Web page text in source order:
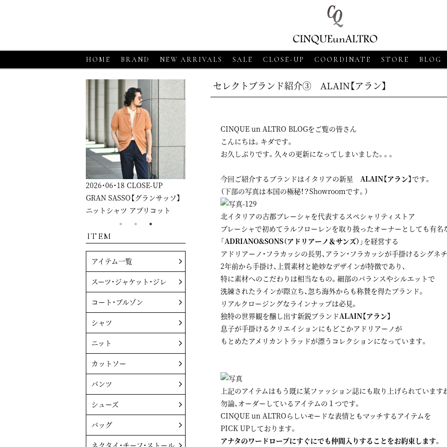
HOME BRAND NEW ARRIVALS SALE CLOSE-UP COORDINATE STORE BLOG
セレクトブランド紹介③ ALAIN【アラン】
CINQUE un ALTRO BLOGをご覧の皆さん
こんにちは。キダです。
お久しぶりです。久々の更新になってしまいました。。。
今回ご紹介するブランドはイタリアの新星 ALAIN【アラン】です。
（下部の写真は本国の極秘！？Showroomです。）
北イタリアの古都ブレーシャを代表するスペシャリティストア
ブレーシャで初めてラルフローレンを取り扱ったオーナーとしても有名
「ADRIANO&SONS（アドリアーノ＆サンズ）」 を経営する
アドリアーノ・フラカッシの長男、アラン・フラカッシが手掛けるシグネ
2年前から手掛け、上質素材と絶妙なデザインが特徴であり、
特に素材へのこだわりは相当なもの。細部のバランスやシルエットで
洗練されたラインが際立ち、忽ち海外からも称賛を得たブランド。
リアルクロージングなラインナップは必見。
独特の世界観を醸し出す新鋭ブランドALAIN【アラン】
息子が手掛けるクリエイションにもどこかアドリアーノが
もとめたアメリカントラッドが漂うコレクションになっています。
上記のアイテムはもう既に某ファッション誌にも取り上げられています
勿論、オーダーしているアイテムの１つです。
CINQUE un ALTROらしいモードな表情ともマッチするアイテムを
PICK UPしております。
アナタのワードローブにすぐにでも仲間入りすることをお約束します。
SASSO【グランサッソ】
2026・06・18 CLOSE-UP
GRAN SASSO【グランサッソ】
ニットシャツ ベージュ
2026・06・18 CLOSE-UP
MORGANO【モルガーノ】スキ
ッパーニットポロ ホワイト
2026・06・18
CLOSE-UP
GRAN SASSO【グランサッソ】
ITEM
アイテム一覧
スーツ・ジャケット・ジレ
コート・ブルゾン
シャツ
ニット
カットソー
パンツ
シューズ
バッグ